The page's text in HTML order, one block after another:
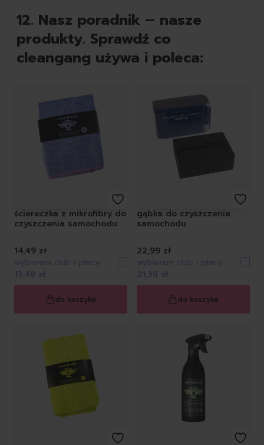
12. Nasz poradnik – nasze
produkty. Sprawdź co
cleangang używa i poleca:
ściereczka z mikrofibry do
czyszczenia samochodu
14,49 zł
do koszyka
gąbka do czyszczenia
samochodu
22,99 zł
do koszyka